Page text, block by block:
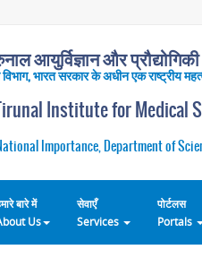
आयुर्विज्ञान और
विभाग, भारत सरकार के अधीन एक राष्ट्रीय
Institute for Medical
Importance, Department of
बारे में
Us
सेवाएँ
Services
पोर्टलस
Portals